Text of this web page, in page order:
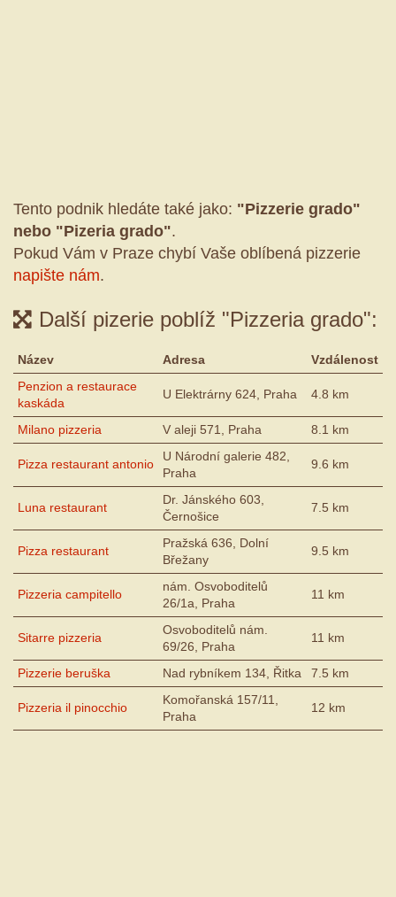
Tento podnik hledáte také jako: "Pizzerie grado"
nebo "Pizeria grado".
Pokud Vám v Praze chybí Vaše oblíbená pizzerie
napište nám.
Další pizerie poblíž "Pizzeria grado":
Název Adresa
Vzdálenost
Penzion a restaurace
kaskáda
U Elektrárny 624, Praha 4.8 km
Milano pizzeria V aleji 571, Praha 8.1 km
Pizza restaurant antonio
U Národní galerie 482,
Praha
9.6 km
Luna restaurant
Dr. Jánského 603,
Černošice
7.5 km
Pizza restaurant
Pražská 636, Dolní
Břežany
9.5 km
Pizzeria campitello
nám. Osvoboditelů
26/1a, Praha
11 km
Sitarre pizzeria
Osvoboditelů nám.
69/26, Praha
11 km
Pizzerie beruška Nad rybníkem 134, Řitka 7.5 km
Pizzeria il pinocchio
Komořanská 157/11,
Praha
12 km